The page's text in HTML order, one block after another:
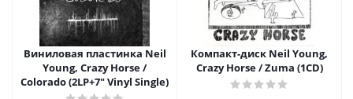
Виниловая пластинка Neil
Young, Crazy Horse /
Colorado (2LP+7" Vinyl Single)
Компакт-диск Neil Young,
Crazy Horse / Zuma (1CD)